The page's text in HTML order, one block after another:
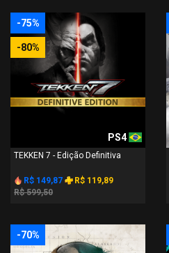
-75%
-80%
PS4
TEKKEN 7 - Edição Definitiva
R$ 149,87
R$ 119,89
R$ 599,50
-70%